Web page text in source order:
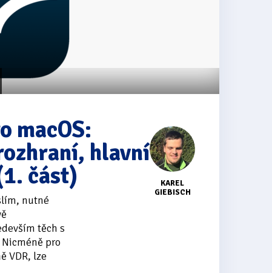
KAREL
GIEBISCH
macOS:
hlavní
část)
nutné
těch s
pro
VDR, lze